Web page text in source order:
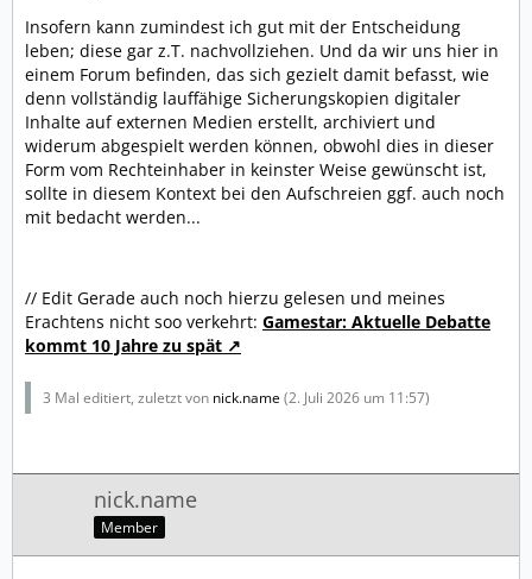
Insofern kann zumindest ich gut mit der Entscheidung
leben; diese gar z.T. nachvollziehen. Und da wir uns hier in
einem Forum befinden, das sich gezielt damit befasst, wie
denn vollständig lauffähige Sicherungskopien digitaler
Inhalte auf externen Medien erstellt, archiviert und
widerum abgespielt werden können, obwohl dies in dieser
Form vom Rechteinhaber in keinster Weise gewünscht ist,
sollte in diesem Kontext bei den Aufschreien ggf. auch noch
mit bedacht werden...
// Edit Gerade auch noch hierzu gelesen und meines
Erachtens nicht soo verkehrt: Gamestar: Aktuelle Debatte
kommt 10 Jahre zu spät
3 Mal editiert, zuletzt von nick.name(2. Juli 2026 um 11:57)
nick.name
Member